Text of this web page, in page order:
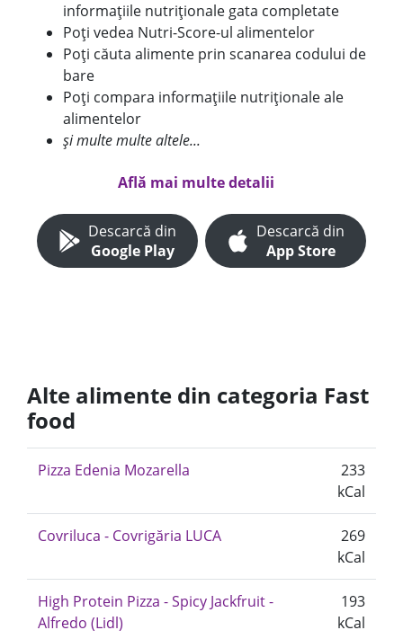
informațiile nutriționale gata completate
Poți vedea Nutri-Score-ul alimentelor
Poți căuta alimente prin scanarea codului de
bare
Poți compara informațiile nutriționale ale
alimentelor
și multe multe altele...
Află mai multe detalii
Descarcă din
Google Play
Descarcă din
App Store
Alte alimente din categoria Fast
food
Pizza Edenia Mozarella
233
kCal
Covriluca - Covrigăria LUCA
269
kCal
High Protein Pizza - Spicy Jackfruit -
Alfredo (Lidl)
193
kCal